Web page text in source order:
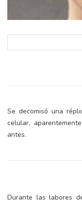
Se decomisó una
celular,
antes.
Durante las labores